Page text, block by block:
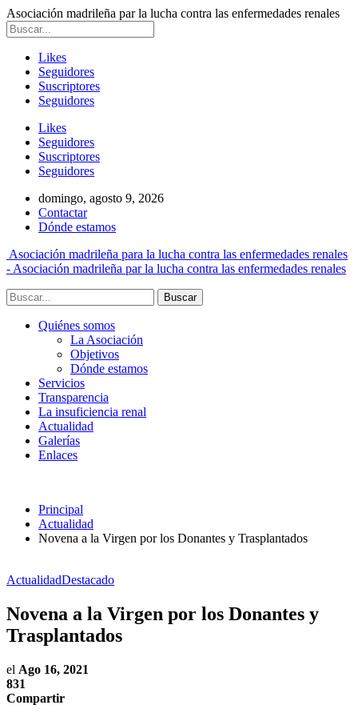
Asociación madrileña par la lucha contra las enfermedades renales
Likes
Seguidores
Suscriptores
Seguidores
Likes
Seguidores
Suscriptores
Seguidores
domingo, agosto 9, 2026
Contactar
Dónde estamos
Asociación madrileña para la lucha contra las enfermedades renales
- Asociación madrileña par la lucha contra las enfermedades renales
Quiénes somos
La Asociación
Objetivos
Dónde estamos
Servicios
Transparencia
La insuficiencia renal
Actualidad
Galerías
Enlaces
Principal
Actualidad
Novena a la Virgen por los Donantes y Trasplantados
ActualidadDestacado
Novena a la Virgen por los Donantes y
Trasplantados
el Ago 16, 2021
831
Compartir